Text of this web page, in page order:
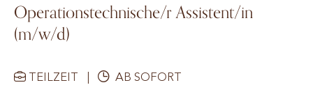
Kontakt
Operationstechnische/r Assistent/in
(m/w/d)
TEILZEIT | AB SOFORT